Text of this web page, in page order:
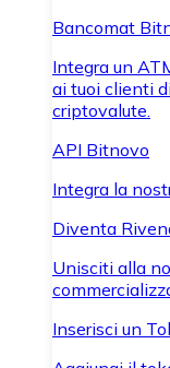
Bancomat
Integra un
ai tuoi clienti
criptovalute.
API Bitnovo
Integra la
Diventa
Unisciti alla
Inserisci un